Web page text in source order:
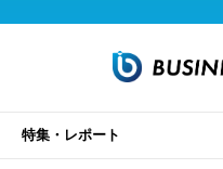
特集・レポート